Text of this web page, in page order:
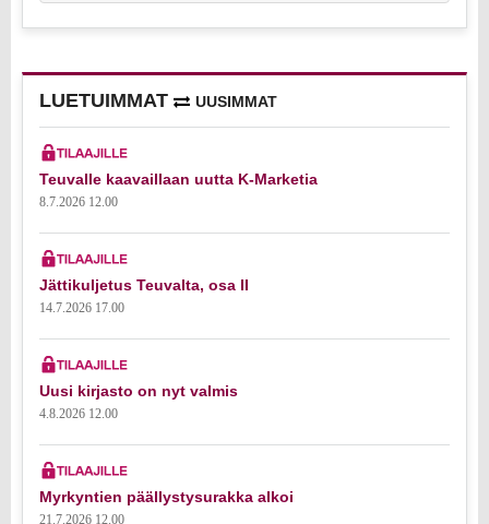
LUETUIMMAT UUSIMMAT
Teuvalle kaavaillaan uutta K-Marketia
8.7.2026 12.00
Jättikuljetus Teuvalta, osa II
14.7.2026 17.00
Uusi kirjasto on nyt valmis
4.8.2026 12.00
Myrkyntien päällystysurakka alkoi
21.7.2026 12.00